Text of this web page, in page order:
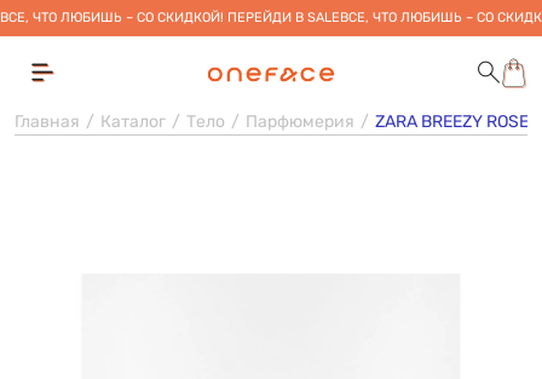
ВСЕ, ЧТО ЛЮБИШЬ – СО СКИДКОЙ! ПЕРЕЙДИ В SALEВСЕ, ЧТО ЛЮБИШЬ – СО
Главная Каталог Тело Парфюмерия ZARA BREEZY